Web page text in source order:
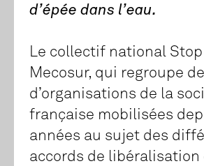
d’épée dans l’eau.
Le collectif national Stop
Mecosur, qui regroupe
d’organisations de la
française mobilisées
années au sujet des
accords de libéralisation